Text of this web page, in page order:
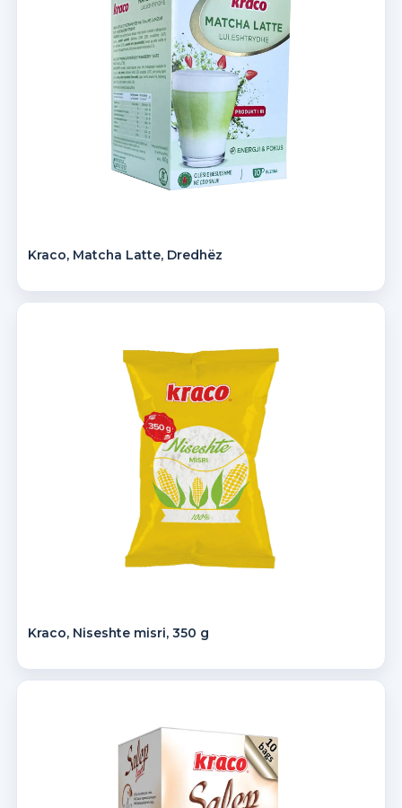
Kraco, Matcha Latte, Dredhëz
Kraco, Niseshte misri, 350 g